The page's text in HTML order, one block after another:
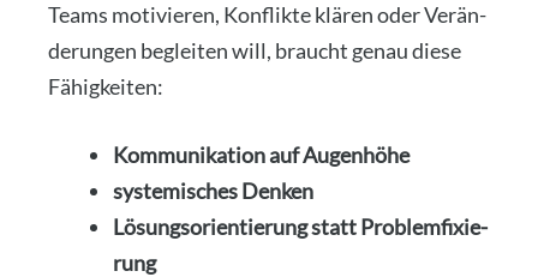
Teams moti­vie­ren, Kon­flik­te klä­ren oder Ver­än­
de­run­gen beglei­ten will, braucht genau die­se
Fähig­kei­ten:
Kom­mu­ni­ka­ti­on auf Augen­hö­he
sys­te­mi­sches Den­ken
Lösungs­ori­en­tie­rung statt Pro­blem­fi­xie­
rung